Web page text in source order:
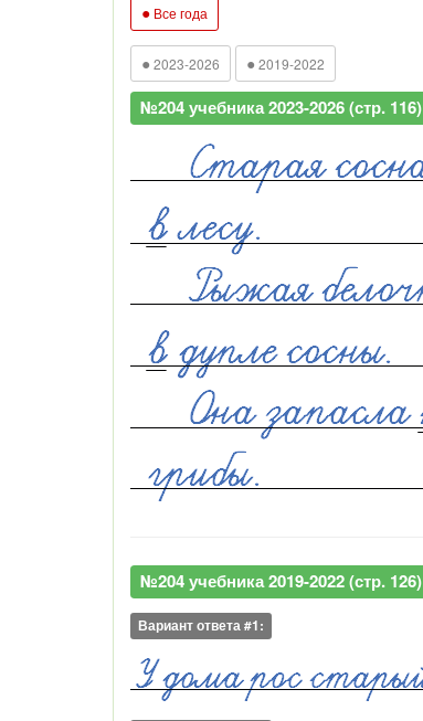
● Все года
● 2023-2026 ● 2019-2022
№204 учебника 2023-2026 (стр.
№204 учебника 2019-2022 (стр.
Вариант ответа #1: